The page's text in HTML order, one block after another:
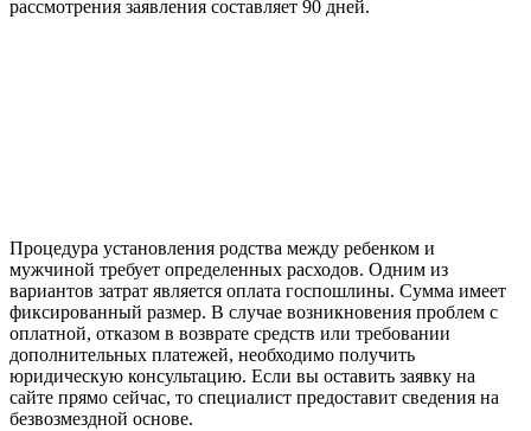
рассмотрения заявления составляет 90 дней.
Процедура установления родства между ребенком и
мужчиной требует определенных расходов. Одним из
вариантов затрат является оплата госпошлины. Сумма имеет
фиксированный размер. В случае возникновения проблем с
оплатной, отказом в возврате средств или требовании
дополнительных платежей, необходимо получить
юридическую консультацию. Если вы оставить заявку на
сайте прямо сейчас, то специалист предоставит сведения на
безвозмездной основе.